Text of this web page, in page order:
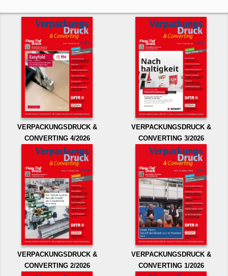
VERPACKUNGSDRUCK &
CONVERTING 4/2026
VERPACKUNGSDRUCK &
CONVERTING 3/2026
VERPACKUNGSDRUCK &
CONVERTING 2/2026
VERPACKUNGSDRUCK &
CONVERTING 1/2026